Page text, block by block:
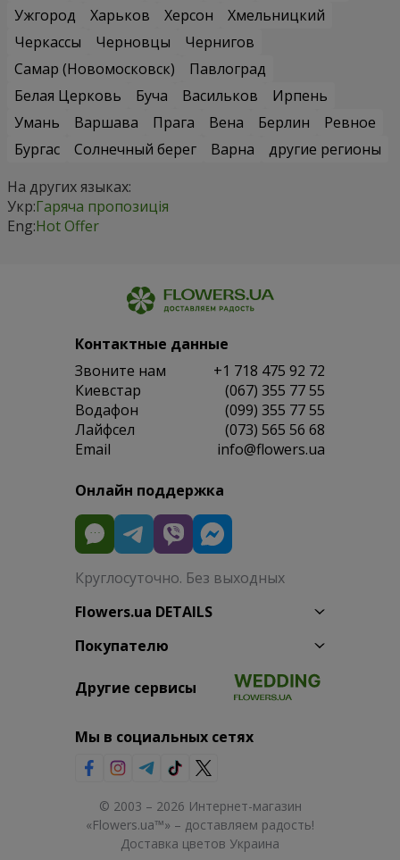
Ужгород
Харьков Херсон
Хмельницкий
Черкассы
Черновцы
Чернигов
Самар (Новомосковск)
Павлоград
Белая Церковь
Буча Васильков
Ирпень
Умань
Варшава Прага Вена Берлин
Ревное
Бургас
Солнечный берег Варна
другие регионы
На других языках:
Укр:Гаряча пропозиція
Eng:Hot Offer
Контактные данные
Звоните нам
+1 718 475 92 72
Киевстар
(067) 355 77 55
Водафон
(099) 355 77 55
Лайфсел
(073) 565 56 68
Email
info@flowers.ua
Онлайн поддержка
Круглосуточно. Без выходных
Flowers.ua DETAILS
Покупателю
Другие сервисы
Мы в социальных сетях
© 2003 – 2026 Интернет-магазин
«Flowers.ua™» – доставляем радость!
Доставка цветов Украина